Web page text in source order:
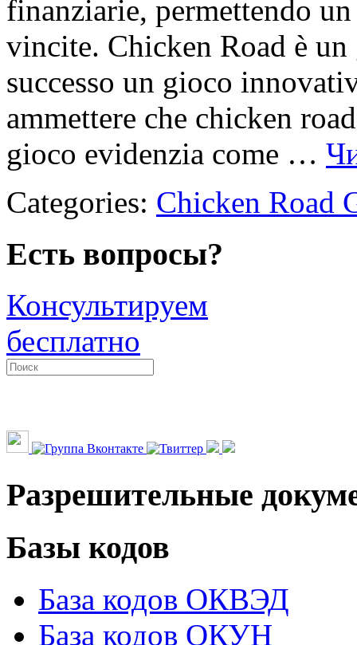
finanziarie, permettendo
vincite. Chicken Road è
successo un gioco
ammettere che chicken
gioco evidenzia come …
Categories: Chicken Road
Есть вопросы?
Консультируем
бесплатно
Разрешительные
Базы кодов
База кодов ОКВЭД
База кодов ОКУН